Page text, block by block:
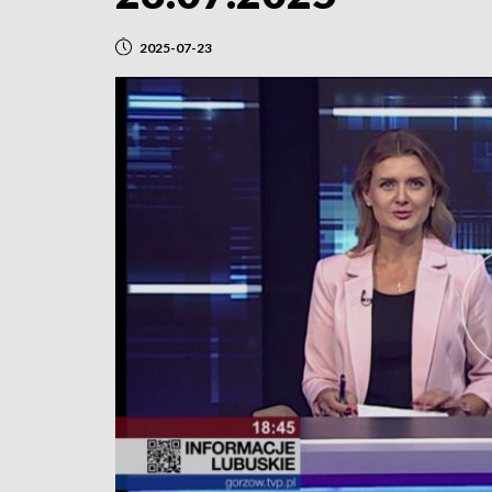
2025-07-23